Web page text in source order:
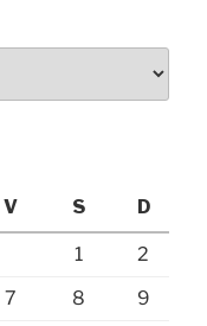
V S D
1
2
7 8 9